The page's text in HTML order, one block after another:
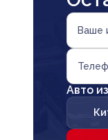
Ваше
Авто из